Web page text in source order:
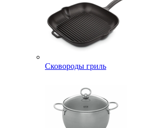
Сковороды гриль